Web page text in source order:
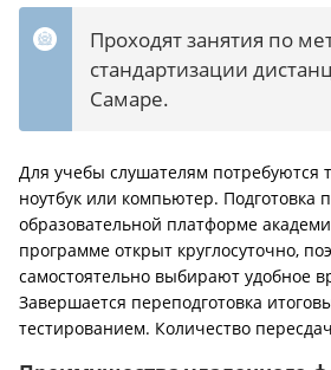
Проходят занятия по
стандартизации
Самаре.
Для учебы слушателям потребуются
ноутбук или компьютер. Подготовка
образовательной платформе
программе открыт круглосуточно,
самостоятельно выбирают удобное
Завершается переподготовка
тестированием. Количество